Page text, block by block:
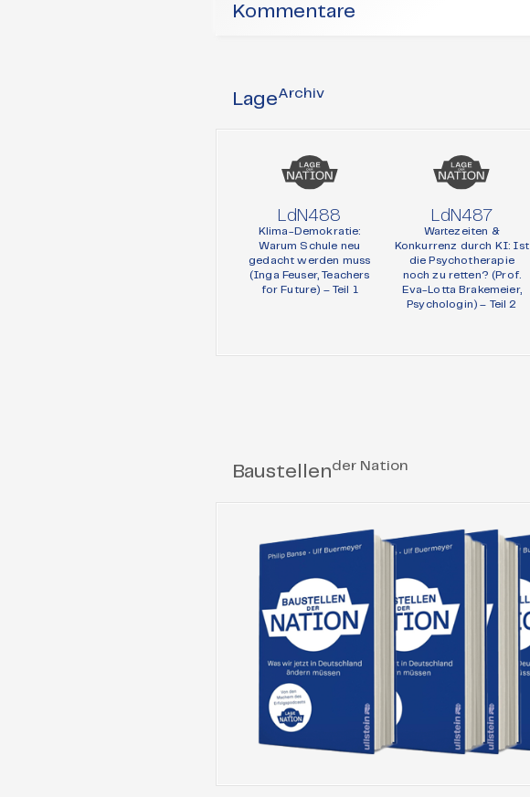
Kommentare
LageArchiv
LdN488
Klima-Demokratie:
Warum Schule neu
gedacht werden muss
(Inga Feuser, Teachers
for Future) – Teil 1
LdN487
Wartezeiten &
Konkurrenz durch KI: Ist
die Psychotherapie
noch zu retten? (Prof.
Eva-Lotta Brakemeier,
Psychologin) – Teil 2
Baustellender Nation